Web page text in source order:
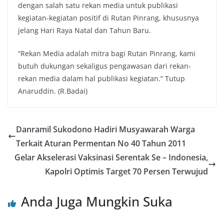
dengan salah satu rekan media untuk publikasi
kegiatan-kegiatan positif di Rutan Pinrang, khususnya
jelang Hari Raya Natal dan Tahun Baru.
“Rekan Media adalah mitra bagi Rutan Pinrang, kami
butuh dukungan sekaligus pengawasan dari rekan-
rekan media dalam hal publikasi kegiatan.” Tutup
Anaruddin. (R.Badai)
Danramil Sukodono Hadiri Musyawarah Warga
Terkait Aturan Permentan No 40 Tahun 2011
Gelar Akselerasi Vaksinasi Serentak Se – Indonesia,
Kapolri Optimis Target 70 Persen Terwujud
Anda Juga Mungkin Suka